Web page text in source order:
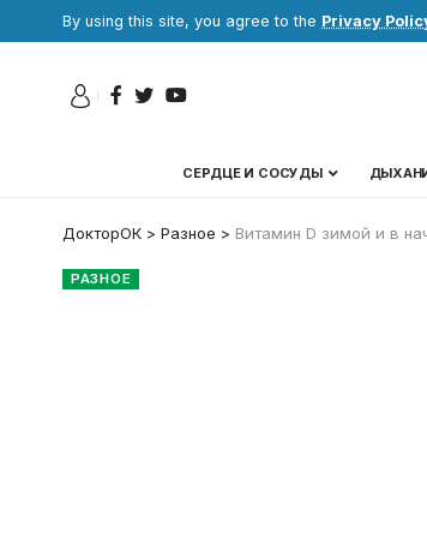
By using this site, you agree to the Privacy
СЕРДЦЕ И СОСУДЫ
ДокторОК > Разное > Витамин D зимой и в
РАЗНОЕ